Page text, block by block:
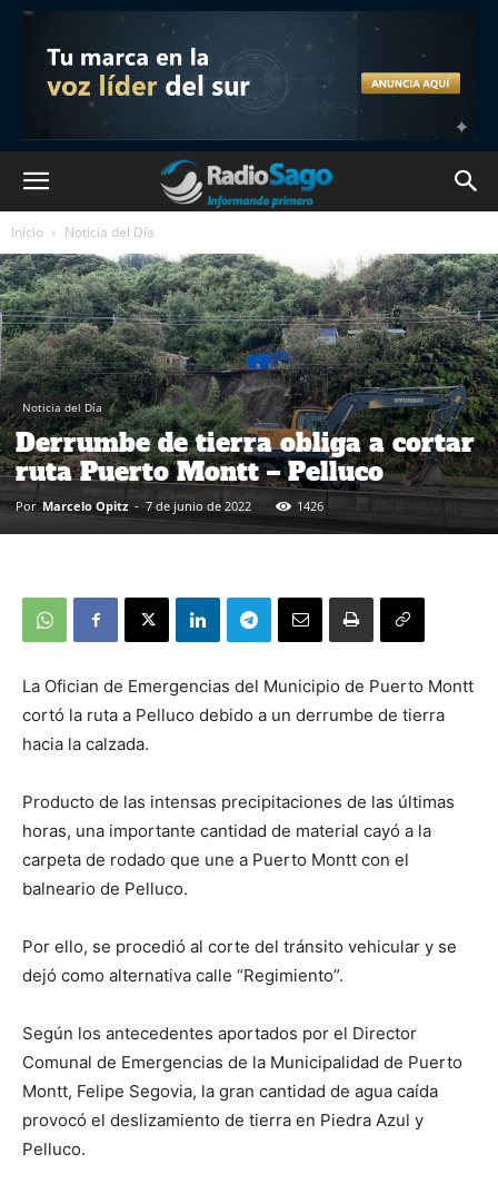
Inicio Noticia del Día
Noticia del Día
Derrumbe de tierra obliga a cortar
ruta Puerto Montt – Pelluco
Por Marcelo Opitz - 7 de junio de 2022 1426
La Ofician de Emergencias del Municipio de Puerto Montt
cortó la ruta a Pelluco debido a un derrumbe de tierra
hacia la calzada.
Producto de las intensas precipitaciones de las últimas
horas, una importante cantidad de material cayó a la
carpeta de rodado que une a Puerto Montt con el
balneario de Pelluco.
Por ello, se procedió al corte del tránsito vehicular y se
dejó como alternativa calle “Regimiento”.
Según los antecedentes aportados por el Director
Comunal de Emergencias de la Municipalidad de Puerto
Montt, Felipe Segovia, la gran cantidad de agua caída
provocó el deslizamiento de tierra en Piedra Azul y
Pelluco.